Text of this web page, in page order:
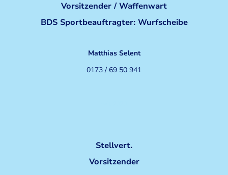
Vorsitzender / Waffenwart
BDS Sportbeauftragter: Wurfscheibe
Matthias Selent
0173 / 69 50 941
Stellvert.
Vorsitzender